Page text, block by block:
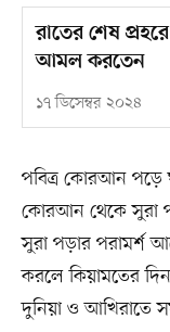
রাতের শেষ
আমল করতেন
১৭ ডিসেম্বর ২০২৪
পবিত্র কোরআন পড়ে
কোরআন থেকে সুরা
সুরা পড়ার পরামর্শ
করলে কিয়ামতের
দুনিয়া ও আখিরাতে